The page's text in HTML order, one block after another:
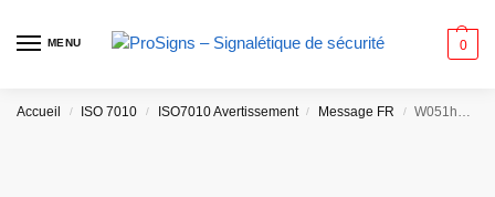
MENU 0
Accueil / ISO 7010 / ISO7010 Avertissement / Message FR / W051hm – Danger Berges non protégées